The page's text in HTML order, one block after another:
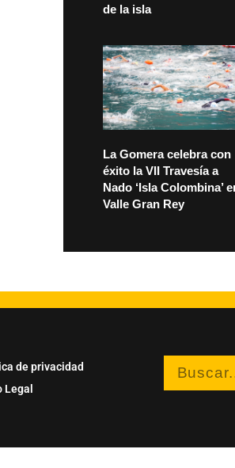
de la isla
La Gomera celebra con
éxito la VII Travesía a
Nado ‘Isla Colombina’
Valle Gran Rey
de privacidad
Legal